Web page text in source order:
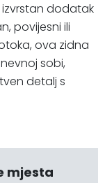
dodatak
povijesni ili
ova zidna
sobi,
detalj s
mjesta